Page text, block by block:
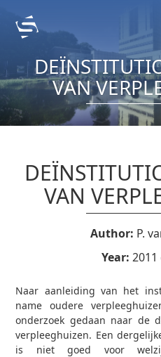
VAN
VAN
Author: P.
Year:
Naar aanleiding van het
name oudere
onderzoek gedaan naar de
verpleeghuizen. Een
is niet goed voor